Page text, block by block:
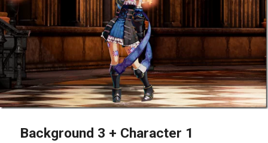
Background 3 + Character 1